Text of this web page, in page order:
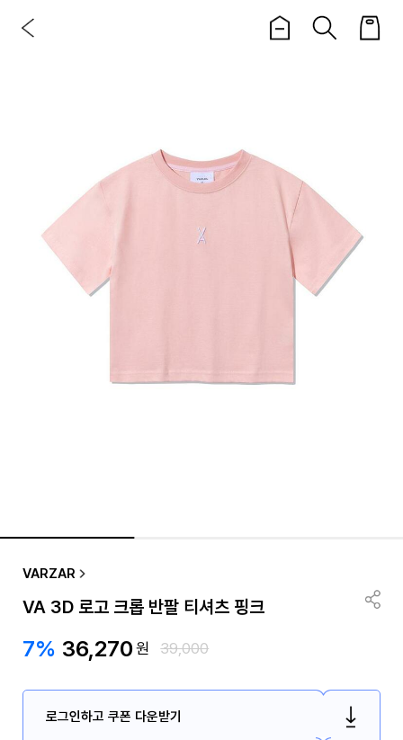
VARZAR
VA 3D 로고 크롭 반팔 티셔츠 핑크
7% 36,270원 39,000
로그인하고 쿠폰 다운받기